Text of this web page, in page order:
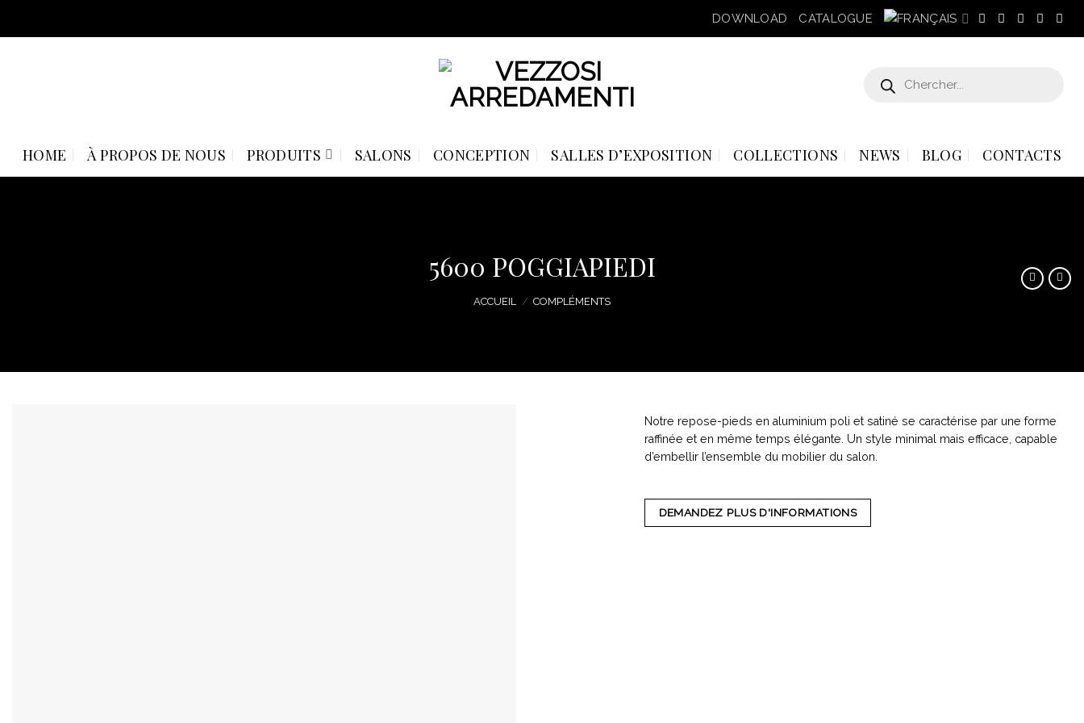
DOWNLOAD CATALOGUE
produits
HOME À PROPOS DE NOUS PRODUITS SALONS CONCEPTION SALLES D’EXPOSITION COLLECTIONS NEWS BLOG CONTACTS
5600 POGGIAPIEDI
ACCUEIL / COMPLÉMENTS
Notre repose-pieds en aluminium poli et satiné se caractérise par une forme
raffinée et en même temps élégante. Un style minimal mais efficace, capable
d’embellir l’ensemble du mobilier du salon.
DEMANDEZ PLUS D'INFORMATIONS